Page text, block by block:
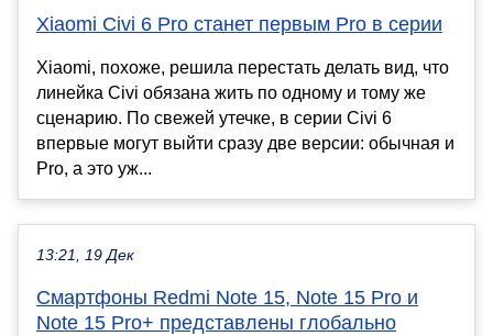
Xiaomi Civi 6 Pro станет первым Pro в серии
Xiaomi, похоже, решила перестать делать вид, что
линейка Civi обязана жить по одному и тому же
сценарию. По свежей утечке, в серии Civi 6
впервые могут выйти сразу две версии: обычная и
Pro, а это уж...
13:21, 19 Дек
Смартфоны Redmi Note 15, Note 15 Pro и
Note 15 Pro+ представлены глобально